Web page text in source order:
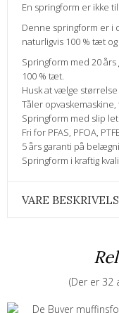
En springform er ikke
Denne springform er i
naturligvis 100 % tæt
Springform med 20 års
100 % tæt.
Husk at vælge
Tåler opvaskemaskine,
Springform med slip
Fri for PFAS, PFOA,
5 års garanti på
Springform i kraftig
VARE
(Der er 32